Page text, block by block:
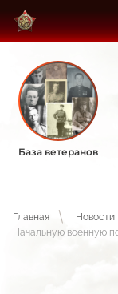
База ветеранов
Главная Новости
Начальную военную